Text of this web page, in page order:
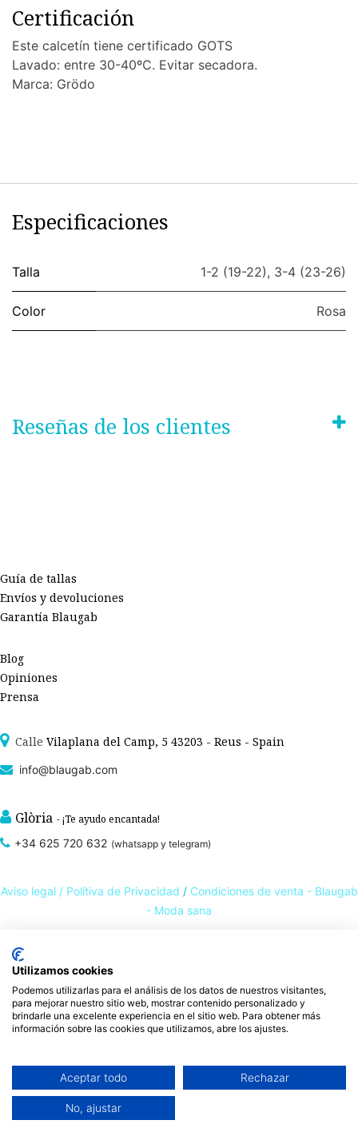
Certificación
Este calcetín tiene certificado GOTS
Lavado: entre 30-40ºC. Evitar secadora.
Marca: Grödo
Especificaciones
Talla 1-2 (19-22), 3-4 (23-26)
Color Rosa
Reseñas de los clientes
Guía de tallas
Envíos y devoluciones
Garantía Blaugab
Blog
Opiniones
Prensa
Calle Vilaplana del Camp, 5 43203 - Reus - Spain
info@blaugab.com
Glòria - ¡Te ayudo encantada!
+34 625 720 632 (whatsapp y telegram)
Aviso legal / Polítiva de Privacidad / Condiciones de venta - Blaugab
- Moda sana
Tienda online de
sostenibles con certificado GOTS , que cuidan de ti, de las personas y del planeta.
Expertos en ropa para piel sensible, ropa para piel delicada y enfermedades
ambientales. Ropa interior sostenible.
Utilizamos cookies
Podemos utilizarlas para el análisis de los datos de nuestros visitantes,
para mejorar nuestro sitio web, mostrar contenido personalizado y
brindarle una excelente experiencia en el sitio web. Para obtener más
información sobre las cookies que utilizamos, abre los ajustes.
Aceptar todo Rechazar
No, ajustar